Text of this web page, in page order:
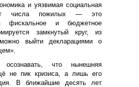
и уязвимая социальная
числа пожилых — это
фискальное и бюджетное
замкнутый круг, из
выйти декларациями о
что нынешняя
не пик кризиса, а лишь его
В ближайшие десять лет